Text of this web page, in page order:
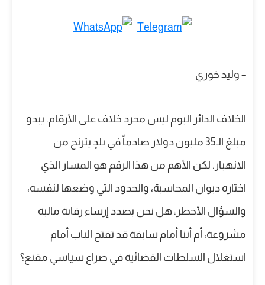
– وليد خوري
الخلاف الدائر اليوم ليس مجرد خلاف على الأرقام. يبدو
مبلغ الـ35 مليون دولار صادماً في بلدٍ يترنح من
الانهيار. لكن الأهم من هذا الرقم هو المسار الذي
اختاره ديوان المحاسبة، والحدود التي وضعها لنفسه،
والسؤال الأخطر: هل نحن بصدد إرساء رقابة مالية
مشروعة، أم أننا أمام سابقة قد تفتح الباب أمام
استغلال السلطات القضائية في صراع سياسي مقنع؟